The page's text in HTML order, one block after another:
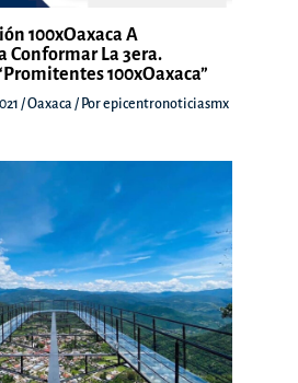
100xOaxaca A
Conformar La 3era.
100xOaxaca”
/Oaxaca / Porepicentronoticiasmx